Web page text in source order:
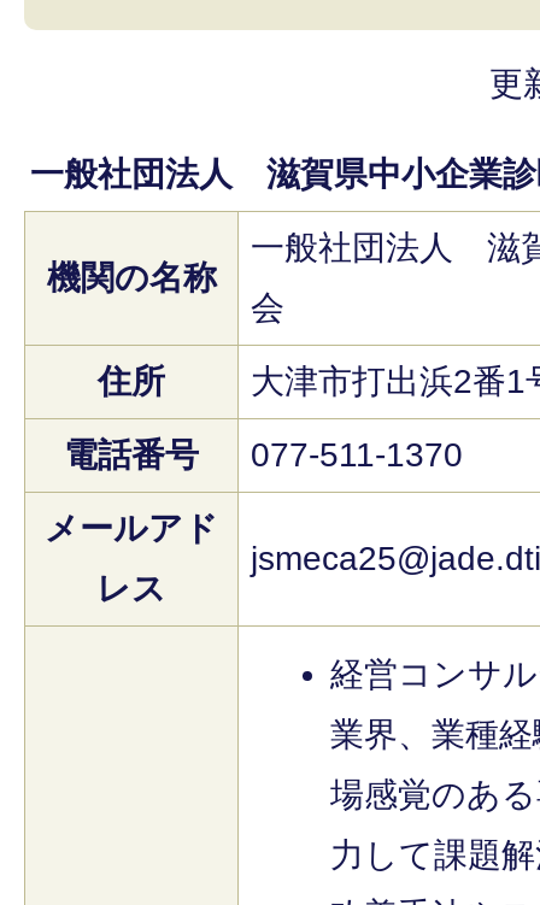
更
一般社団法人 滋賀県中小企業
機関の名称
一般社団法人 滋
会
住所
大津市打出浜2番
電話番号
077-511-1370
メールアド
レス
経営コンサ
業界、業種
場感覚のあ
力して課題